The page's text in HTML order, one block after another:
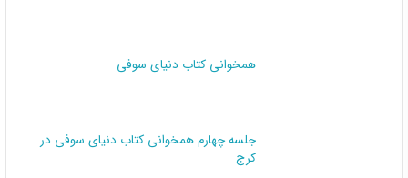
همخوانی کتاب دنیای سوفی
جلسه چهارم همخوانی کتاب دنیای سوفی در
کرج